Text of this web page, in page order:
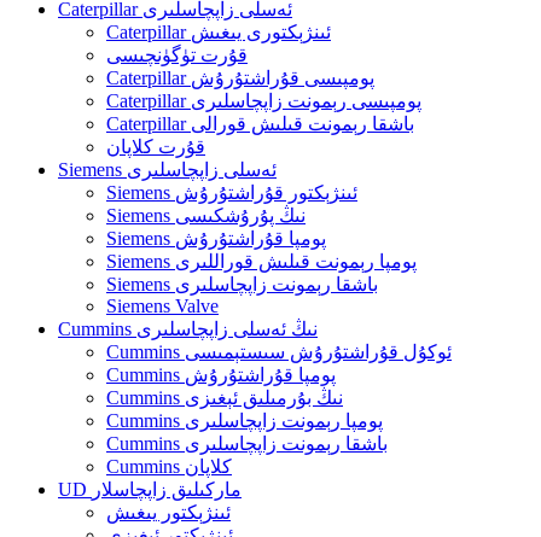
Caterpillar ئەسلى زاپچاسلىرى
Caterpillar ئىنژېكتورى يىغىش
قۇرت تۈگۈنچىسى
Caterpillar پومپىسى قۇراشتۇرۇش
Caterpillar پومپىسى رېمونت زاپچاسلىرى
Caterpillar باشقا رېمونت قىلىش قورالى
قۇرت كلاپان
Siemens ئەسلى زاپچاسلىرى
Siemens ئىنژېكتور قۇراشتۇرۇش
Siemens نىڭ پۇرۇشكىسى
Siemens پومپا قۇراشتۇرۇش
Siemens پومپا رېمونت قىلىش قوراللىرى
Siemens باشقا رېمونت زاپچاسلىرى
Siemens Valve
Cummins نىڭ ئەسلى زاپچاسلىرى
Cummins ئوكۇل قۇراشتۇرۇش سىستېمىسى
Cummins پومپا قۇراشتۇرۇش
Cummins نىڭ بۇرمىلىق ئېغىزى
Cummins پومپا رېمونت زاپچاسلىرى
Cummins باشقا رېمونت زاپچاسلىرى
Cummins كلاپان
UD ماركىلىق زاپچاسلار
ئىنژېكتور يىغىش